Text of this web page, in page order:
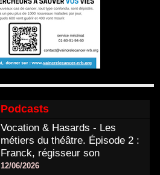
Podcasts
Vocation & Hasards - Les
métiers du théâtre. Épisode 2 :
Franck, régisseur son
12/06/2026